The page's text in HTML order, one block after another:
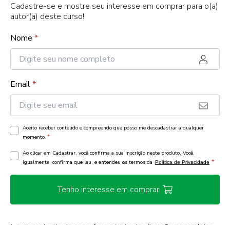
Cadastre-se e mostre seu interesse em comprar para o(a)
autor(a) deste curso!
Nome *
Email*
Aceito receber conteúdo e compreendo que posso me descadastrar a qualquer
momento. *
Ao clicar em Cadastrar, você confirma a sua inscrição neste produto. Você,
igualmente, confirma que leu, e entendeu os termos da Política de Privacidade *
Tenho interesse em comprar!